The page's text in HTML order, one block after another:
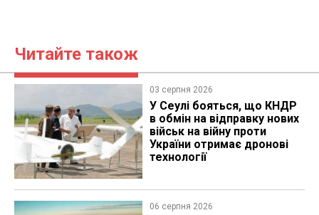
Читайте також
03 серпня 2026
У Сеулі бояться, що КНДР
в обмін на відправку нових
військ на війну проти
України отримає дронові
технології
06 серпня 2026